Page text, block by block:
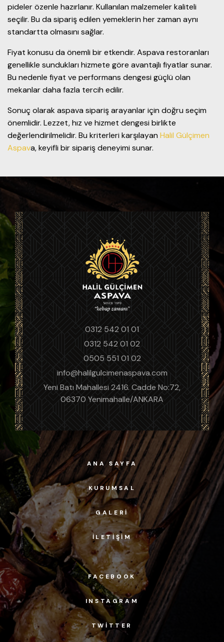
pideler özenle hazırlanır. Kullanılan malzemeler kaliteli
seçilir. Bu da sipariş edilen yemeklerin her zaman aynı
standartta olmasını sağlar.
Fiyat konusu da önemli bir etkendir. Aspava restoranları
genellikle sundukları hizmete göre avantajlı fiyatlar sunar.
Bu nedenle fiyat ve performans dengesi güçlü olan
mekanlar daha fazla tercih edilir.
Sonuç olarak aspava sipariş arayanlar için doğru seçim
önemlidir. Lezzet, hız ve hizmet dengesi birlikte
değerlendirilmelidir. Bu kriterleri karşılayan Halil Gülçimen
Aspava, keyifli bir sipariş deneyimi sunar.
0312 542 01 01
0312 542 01 02
0505 551 01 02
info@halilgulcimenaspava.com
Yeni Batı Mahallesi 2416. Cadde No:72,
06370 Yenimahalle/ANKARA
ANA SAYFA
KURUMSAL
GALERI
İLETIŞIM
FACEBOOK
INSTAGRAM
TWITTER